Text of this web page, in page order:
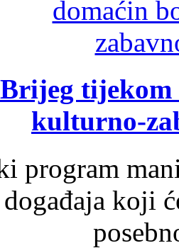
tijekom
kulturno-
program
koji